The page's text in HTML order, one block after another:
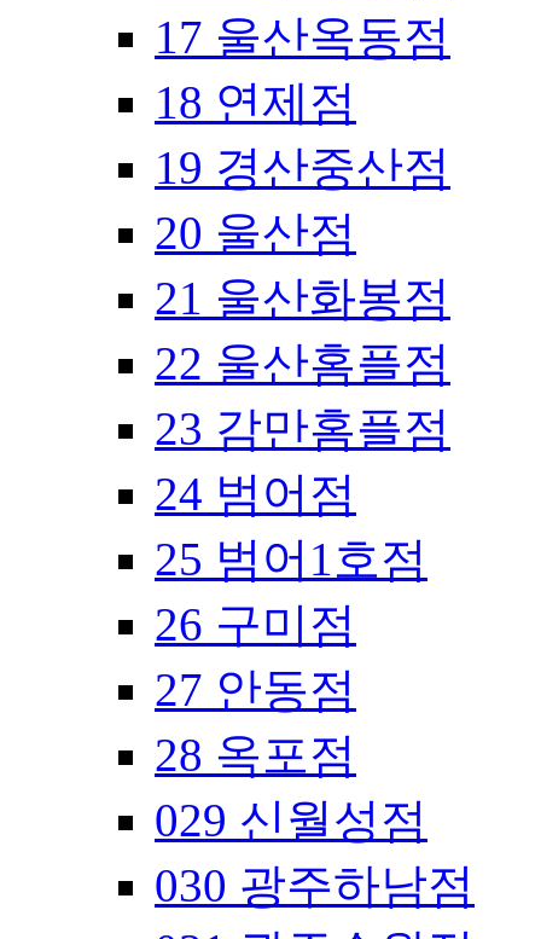
17 울산옥동점
18 연제점
19 경산중산점
20 울산점
21 울산화봉점
22 울산홈플점
23 감만홈플점
24 범어점
25 범어1호점
26 구미점
27 안동점
28 옥포점
029 신월성점
030 광주하남점